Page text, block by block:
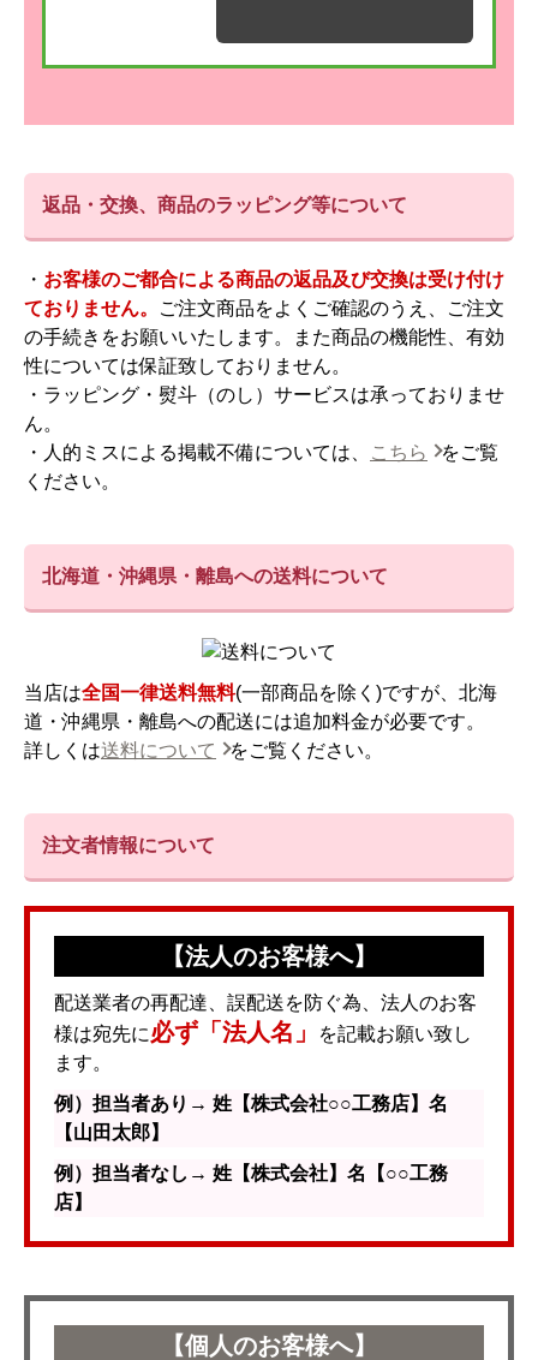
返品・交換、商品のラッピング等について
・ お客様のご都合による商品の返品及び交換は受け付け
ておりません。
ご注文商品をよくご確認のうえ、ご注文
の手続きをお願いいたします。また商品の機能性、有効
性については保証致しておりません。
・ラッピング・熨斗（のし）サービスは承っておりませ
ん。
・人的ミスによる掲載不備については、
こちら
をご覧
ください。
北海道・沖縄県・離島への送料について
当店は全国一律送料無料(一部商品を除く)ですが、北海
道・沖縄県・離島への配送には追加料金が必要です。
詳しくは送料について をご覧ください。
注文者情報について
【法人のお客様へ】
配送業者の再配達、誤配送を防ぐ為、法人のお客
様は宛先に必ず「法人名」
を記載お願い致し
ます。
例）担当者あり→ 姓【株式会社○○工務店】名
【山田太郎】
例）担当者なし→ 姓【株式会社】名【○○工務
店】
【個人のお客様へ】